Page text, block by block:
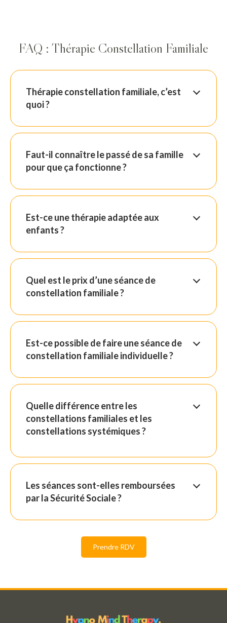
FAQ : Thérapie Constellation Familiale
Thérapie constellation familiale, c’est
quoi ?
Faut-il connaître le passé de sa famille
pour que ça fonctionne ?
Est-ce une thérapie adaptée aux
enfants ?
Quel est le prix d’une séance de
constellation familiale ?
Est-ce possible de faire une séance de
constellation familiale individuelle ?
Quelle différence entre les
constellations familiales et les
constellations systémiques ?
Les séances sont-elles remboursées
par la Sécurité Sociale ?
Prendre RDV